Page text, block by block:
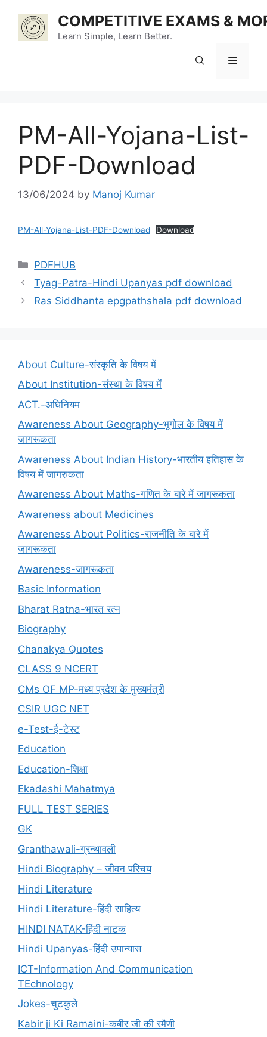
content
COMPETITIVE EXAMS &
Learn Simple, Learn Better.
Menu
PM-All-Yojana-List-
PDF-Download
13/06/2024 by Manoj Kumar
PM-All-Yojana-List-PDF-Download Download
Categories
PDFHUB
Tyag-Patra-Hindi Upanyas pdf download
Ras Siddhanta epgpathshala pdf download
About Culture-संस्कृति के विषय में
About Institution-संस्था के विषय में
ACT.-अधिनियम
Awareness About Geography-भूगोल के विषय में
जागरूकता
Awareness About Indian History-भारतीय इतिहास के
विषय में जागरुकता
Awareness About Maths-गणित के बारे में जागरूकता
Awareness about Medicines
Awareness About Politics-राजनीति के बारे में
जागरूकता
Awareness-जागरूकता
Basic Information
Bharat Ratna-भारत रत्न
Biography
Chanakya Quotes
CLASS 9 NCERT
CMs OF MP-मध्य प्रदेश के मुख्यमंत्री
CSIR UGC NET
e-Test-ई-टेस्ट
Education
Education-शिक्षा
Ekadashi Mahatmya
FULL TEST SERIES
GK
Granthawali-ग्रन्थावली
Hindi Biography – जीवन परिचय
Hindi Literature
Hindi Literature-हिंदी साहित्य
HINDI NATAK-हिंदी नाटक
Hindi Upanyas-हिंदी उपान्यास
ICT-Information And Communication
TEchnology
Jokes-चुटकुले
Kabir ji Ki Ramaini-कबीर जी की रमैणी